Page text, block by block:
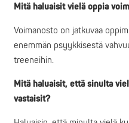
Mitä haluaisit vielä oppia
Voimanosto on jatkuvaa
enemmän psyykkisestä
treeneihin.
Mitä haluaisit, että sinulta
vastaisit?